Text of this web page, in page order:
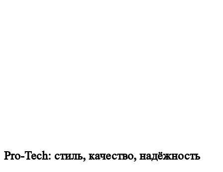
Pro-Tech: стиль, качество, надёжность